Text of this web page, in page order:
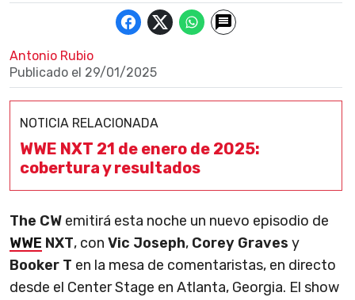
Antonio Rubio
Publicado el 29/01/2025
NOTICIA RELACIONADA
WWE NXT 21 de enero de 2025:
cobertura y resultados
The CW emitirá esta noche un nuevo episodio de
WWE NXT, con Vic Joseph, Corey Graves y
Booker T en la mesa de comentaristas, en directo
desde el Center Stage en Atlanta, Georgia. El show